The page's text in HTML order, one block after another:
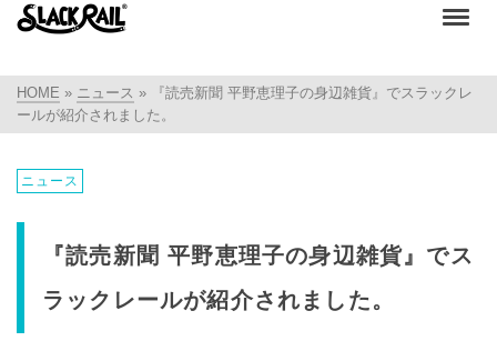
HOME » ニュース »
『読売新聞 平野恵理子の身辺雑貨』でスラックレ
ールが紹介されました。
ニュース
『読売新聞 平野恵理子の身辺雑貨』でス
ラックレールが紹介されました。